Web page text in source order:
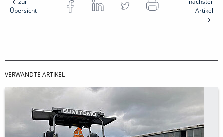
zur
Übersicht
nächster
Artikel
VERWANDTE ARTIKEL